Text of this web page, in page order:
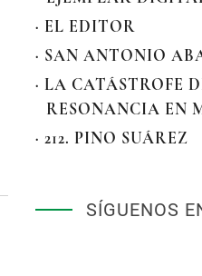
· EL EDITOR
· SAN ANTONIO
· LA CATÁSTROFE
RESONANCIA EN
· 212. PINO SUÁREZ
SÍGUENOS